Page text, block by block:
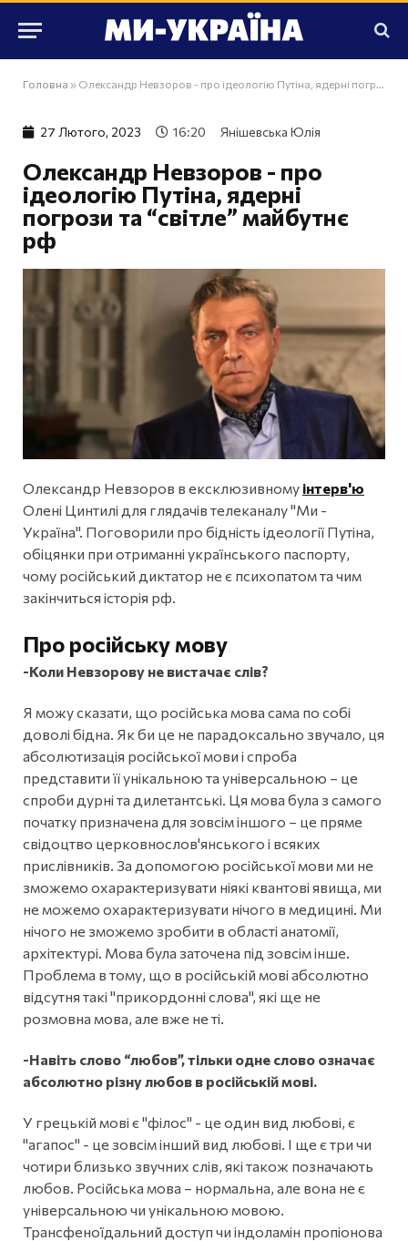
Головна » Олександр Невзоров - про ідеологію Путіна, ядерні погрози та “світле” майбутнє рф
27 Лютого, 2023 16:20 Янішевська Юлія
Олександр Невзоров - про
ідеологію Путіна, ядерні
погрози та “світле” майбутнє
рф
Олександр Невзоров в ексклюзивному інтерв'ю
Олені Цинтилі для глядачів телеканалу "Ми -
Україна". Поговорили про бідність ідеології Путіна,
обіцянки при отриманні українського паспорту,
чому російський диктатор не є психопатом та чим
закінчиться історія рф.
Про російську мову
-Коли Невзорову не вистачає слів?
Я можу сказати, що російська мова сама по собі
доволі бідна. Як би це не парадоксально звучало, ця
абсолютизація російської мови і спроба
представити її унікальною та універсальною – це
спроби дурні та дилетантські. Ця мова була з самого
початку призначена для зовсім іншого – це пряме
свідоцтво церковнослов'янського і всяких
прислівників. За допомогою російської мови ми не
зможемо охарактеризувати ніякі квантові явища, ми
не можемо охарактеризувати нічого в медицині. Ми
нічого не зможемо зробити в області анатомії,
архітектурі. Мова була заточена під зовсім інше.
Проблема в тому, що в російській мові абсолютно
відсутня такі "прикордонні слова", які ще не
розмовна мова, але вже не ті.
-Навіть слово “любов”, тільки одне слово означає
абсолютно різну любов в російській мові.
У грецькій мові є "філос" - це один вид любові, є
"агапос" - це зовсім інший вид любові. І ще є три чи
чотири близько звучних слів, які також позначають
любов. Російська мова – нормальна, але вона не є
універсальною чи унікальною мовою.
Трансфеноїдальний доступ чи індоламін пропіонова